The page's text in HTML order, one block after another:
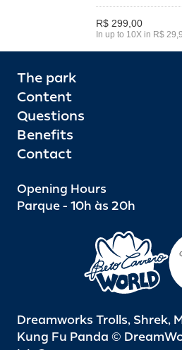
R$ 299,00
In up to 10X in R$
The park
Content
Questions
Benefits
Contact
Opening Hours
Parque - 10h às 20h
Dreamworks Trolls, Shrek,
Kung Fu Panda ©